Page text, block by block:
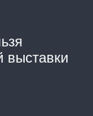
выставки